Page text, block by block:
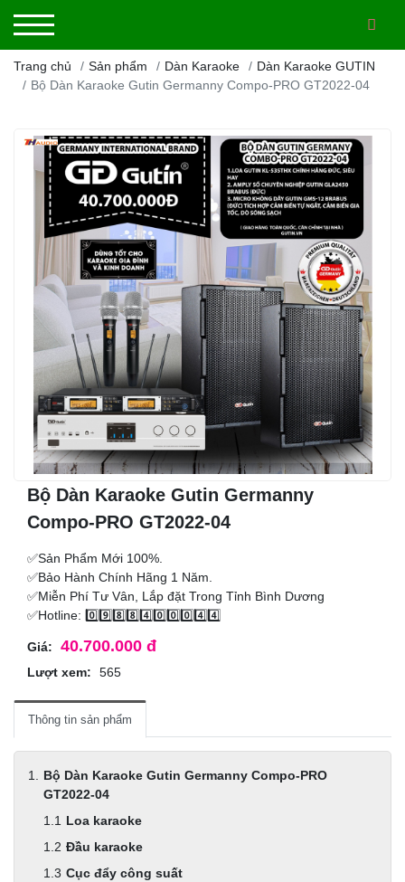
Trang chủ Sản phẩm Dàn Karaoke
Dàn Karaoke GUTIN
Bộ Dàn Karaoke Gutin Germanny Compo-PRO GT2022-04
Bộ Dàn Karaoke Gutin Germanny
Compo-PRO GT2022-04
✅Sản Phẩm Mới 100%.
✅Bảo Hành Chính Hãng 1 Năm.
✅Miễn Phí Tư Vân, Lắp đặt Trong Tỉnh Bình Dương
✅Hotline: 0️⃣9️⃣8️⃣8️⃣4️⃣0️⃣0️⃣0️⃣4️⃣4️⃣
Giá: 40.700.000 đ
Lượt xem: 565
Thông tin sản phẩm
Bộ Dàn Karaoke Gutin Germanny Compo-PRO
GT2022-04
Loa karaoke
Đầu karaoke
Cục đẩy công suất